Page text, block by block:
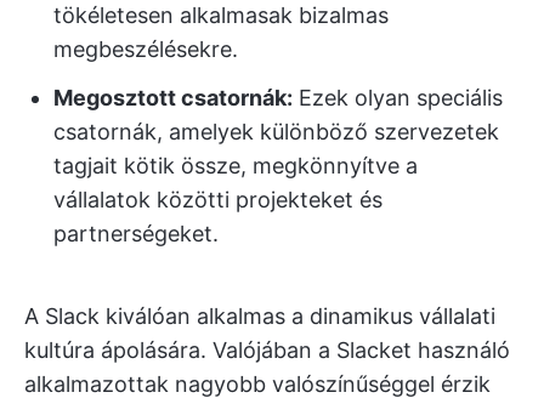
tökéletesen alkalmasak bizalmas
megbeszélésekre.
Megosztott csatornák: Ezek olyan speciális
csatornák, amelyek különböző szervezetek
tagjait kötik össze, megkönnyítve a
vállalatok közötti projekteket és
partnerségeket.
A Slack kiválóan alkalmas a dinamikus vállalati
kultúra ápolására. Valójában a Slacket használó
alkalmazottak nagyobb valószínűséggel érzik